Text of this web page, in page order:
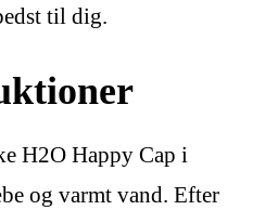
til dig.
H2O Happy Cap i
og varmt vand. Efter